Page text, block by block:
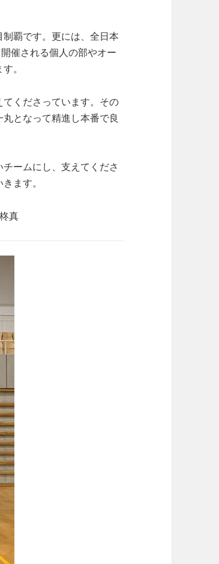
覇です。更には、全日本
催される個人の部やオー
。
くださっています。その
となって精進し本番で良
ームにし、支えてくださ
ます。
真